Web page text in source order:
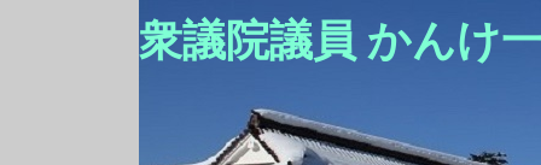
衆議院議員 かんけ